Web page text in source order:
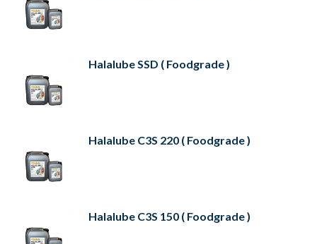
Halalube SSD ( Foodgrade )
Halalube C3S 220 ( Foodgrade )
Halalube C3S 150 ( Foodgrade )